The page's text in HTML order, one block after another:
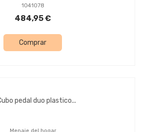
1041078
484,95 €
Comprar
Menaje del hogar